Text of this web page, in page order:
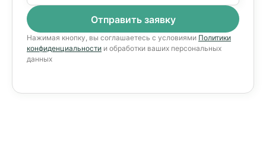
Нажимая кнопку, вы соглашаетесь с условиями Политики
конфиденциальности и обработки ваших персональных
данных